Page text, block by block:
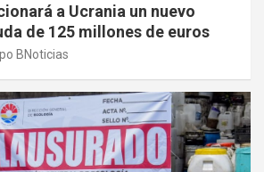
a Ucrania un nuevo
de 125 millones de euros
BNoticias